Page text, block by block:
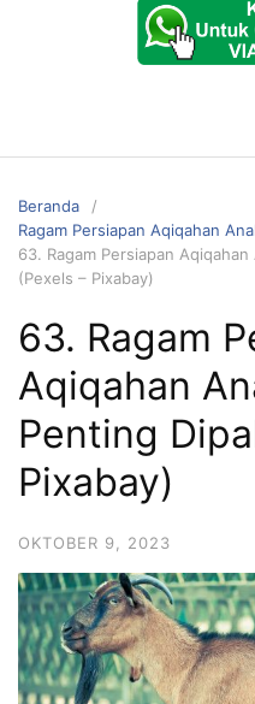
Beranda
Ragam Persiapan Aqiqahan
63. Ragam Persiapan
(Pexels – Pixabay)
63. Ragam
Aqiqahan
Penting
Pixabay)
OKTOBER 9, 2023